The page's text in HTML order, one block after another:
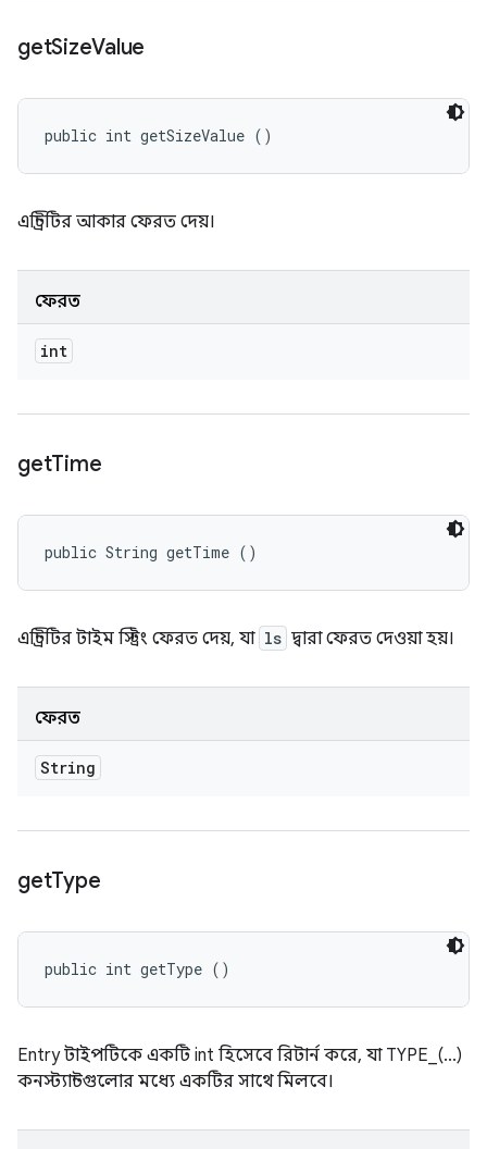
getSizeValue
public int getSizeValue ()
এন্ট্রিটির আকার ফেরত দেয়।
ফেরত
int
getTime
public String getTime ()
এন্ট্রিটির টাইম স্ট্রিং ফেরত দেয়, যা ls দ্বারা ফেরত দেওয়া হয়।
ফেরত
String
getType
public int getType ()
Entry টাইপটিকে একটি int হিসেবে রিটার্ন করে, যা TYPE_(...)
কনস্ট্যান্টগুলোর মধ্যে একটির সাথে মিলবে।